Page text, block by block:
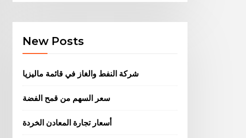
New Posts
شركة النفط والغاز في قائمة ماليزيا
سعر السهم من قمح الفضة
أسعار تجارة المعادن الخردة